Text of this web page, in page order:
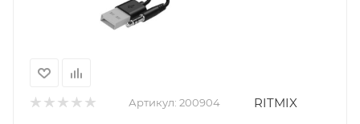
Артикул: 200904 RITMIX